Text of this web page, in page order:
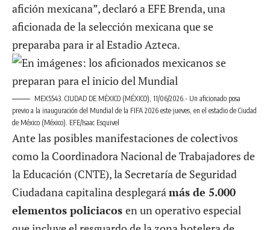
afición mexicana”, declaró a EFE Brenda, una
aficionada de la selección mexicana que se
preparaba para ir al Estadio Azteca.
MEX5543. CIUDAD DE MÉXICO (MÉXICO), 11/06/2026.- Un aficionado posa
previo a la inauguración del Mundial de la FIFA 2026 este jueves, en el estadio de Ciudad
de México (México). EFE/Isaac Esquivel
Ante las posibles manifestaciones de colectivos
como la Coordinadora Nacional de Trabajadores de
la Educación (CNTE), la Secretaría de Seguridad
Ciudadana capitalina desplegará más de 5.000
elementos policiacos en un operativo especial